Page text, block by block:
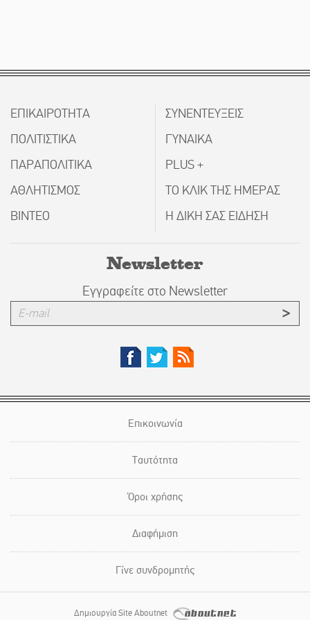
ΕΠΙΚΑΙΡΟΤΗΤΑ
ΠΟΛΙΤΙΣΤΙΚΑ
ΠΑΡΑΠΟΛΙΤΙΚΑ
ΑΘΛΗΤΙΣΜΟΣ
ΒΙΝΤΕΟ
ΣΥΝΕΝΤΕΥΞΕΙΣ
ΓΥΝΑΙΚΑ
PLUS +
ΤΟ ΚΛΙΚ ΤΗΣ ΗΜΕΡΑΣ
Η ΔΙΚΗ ΣΑΣ ΕΙΔΗΣΗ
Newsletter
Εγγραφείτε στο Newsletter
Επικοινωνία
Ταυτότητα
Όροι χρήσης
Διαφήμιση
Γίνε συνδρομητής
Δημιουργία Site Aboutnet